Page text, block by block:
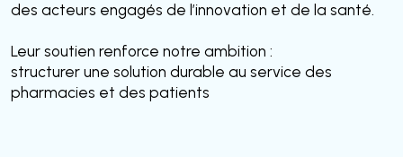
des acteurs engagés de l’innovation et de la santé.
Leur soutien renforce notre ambition :
structurer une solution durable au service des
pharmacies et des patients